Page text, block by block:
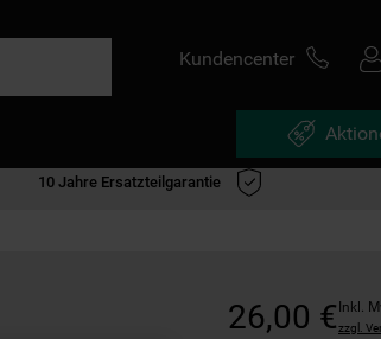
Kundencenter
10 Jahre Ersatzteilgarantie
26,00 € Inkl.
zzgl.